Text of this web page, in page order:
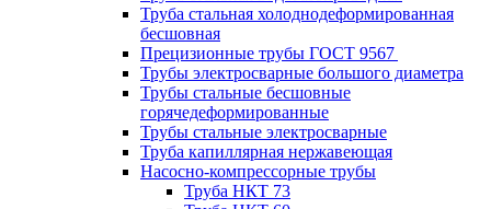
Труба стальная холоднодеформированная
бесшовная
Прецизионные трубы ГОСТ 9567
Трубы электросварные большого диаметра
Трубы стальные бесшовные
горячедеформированные
Трубы стальные электросварные
Труба капиллярная нержавеющая
Насосно-компрессорные трубы
Труба НКТ 73